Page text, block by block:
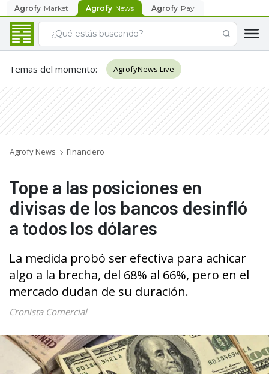
Agrofy Market Agrofy News Agrofy Pay
Temas del momento: AgrofyNews Live
Agrofy News Financiero
Tope a las posiciones en
divisas de los bancos desinfló
a todos los dólares
La medida probó ser efectiva para achicar
algo a la brecha, del 68% al 66%, pero en el
mercado dudan de su duración.
Cronista Comercial